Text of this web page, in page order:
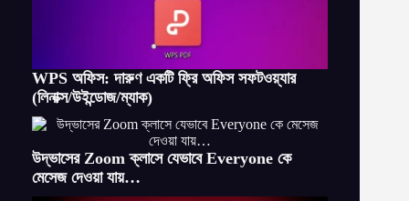
WPS অফিস: দারুণ একটি ফ্রি অফিস সফটওয়্যার
(লিনাক্স/উইন্ডোজ/ম্যাক)
উদ্ভাসের Zoom ক্লাসে যেভাবে Everyone কে
মেসেজ দেওয়া যায়…